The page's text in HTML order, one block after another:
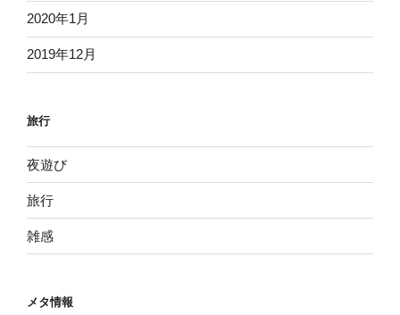
2020年1月
2019年12月
旅行
夜遊び
旅行
雑感
メタ情報